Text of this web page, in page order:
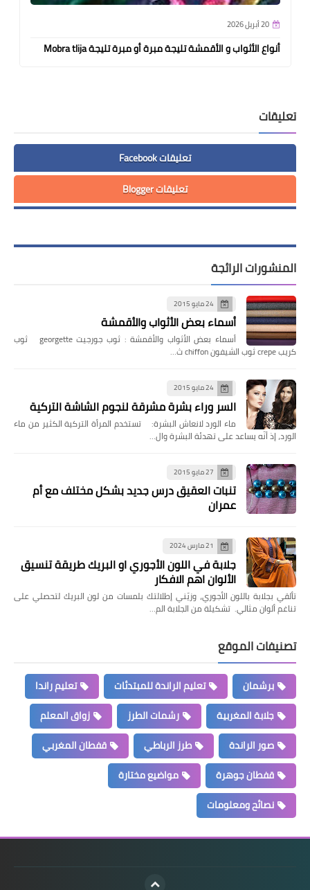
20 أبريل 2026
أنواع الأثواب و الأقمشة تليجة مبرة أو مبرة تليجة Mobra tlija
تعليقات
تعليقات Facebook
تعليقات Blogger
المنشورات الرائجة
24 مايو 2015
أسماء بعض الأثواب والأقمشة
أسماء بعض الأثواب والأقمشة : ثوب جورجيت georgette ثوب
كريب crepe ثوب الشيفون chiffon ث…
24 مايو 2015
السر وراء بشرة مشرقة لنجوم الشاشة التركية
ماء الورد لانعاش البشرة: تستخدم المرأة التركية الكثير من ماء
الورد، إذ أنّه يساعد على تهدئة البشرة وال…
27 مايو 2015
تنبات العقيق درس جديد بشكل مختلف مع أم
عمران
21 مارس 2024
جلابة في اللون الأجوري او البريك طريقة تنسيق
الألوان اهم الافكار
تألقي بجلابة باللون الأجوري، وزيّني إطلالتك بلمسات من لون البريك لتحصلي على
تناغم ألوان مثالي. تشكيلة من الجلابة الم…
تصنيفات الموقع
برشمان تعليم الراندة للمبتدئات
تعليم راندا
جلابة المغربية
رشمات الطرز
زواق المعلم
صور الراندة
طرز الرباطي
قفطان المغربي
قفطان جوهرة
مواضيع مختارة
نصائح ومعلومات